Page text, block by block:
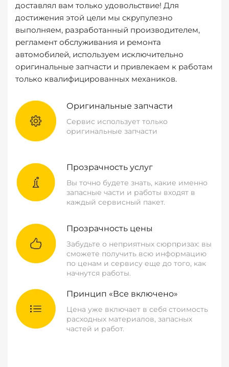
доставлял вам только удовольствие! Для
достижения этой цели мы скрупулезно
выполняем, разработанный производителем,
регламент обслуживания и ремонта
автомобилей, используем исключительно
оригинальные запчасти и привлекаем к работам
только квалифицированных механиков.
Оригинальные запчасти
Сервис использует только
оригинальные запчасти
Прозрачность услуг
Вы точно будете знать, какие именно
запасные части и работы входят в
каждый сервисный пакет.
Прозрачность цены
Забудьте о неприятных сюрпризах: вы
сможете получить всю информацию
по ценам и сервису еще до того, как
начнутся работы.
Принцип «Все включено»
Цена уже включает в себя стоимость
расходных материалов, запасных
частей и работ.